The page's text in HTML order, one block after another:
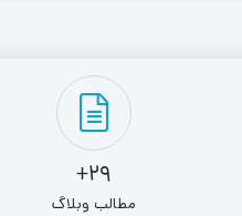
29+
مطالب وبلاگ